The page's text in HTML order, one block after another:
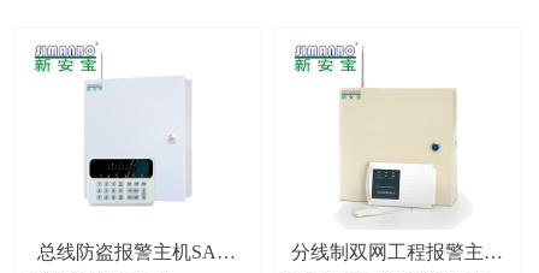
总线防盗报警主机SAB-
分线制双网工程报警主机